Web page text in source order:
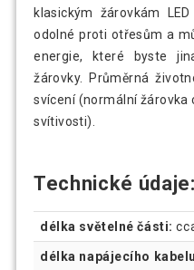
klasickým žárovkám
odolné proti otřesům a
energie, které byste
žárovky. Průměrná
svícení (normální žárovka
svítivosti).
Technické údaje:
délka světelné části:
délka napájecího